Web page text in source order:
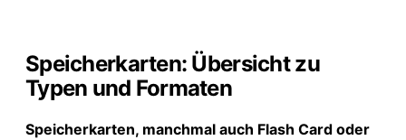
Speicherkarten: Übersicht zu
Typen und Formaten
Speicherkarten, manchmal auch Flash Card oder